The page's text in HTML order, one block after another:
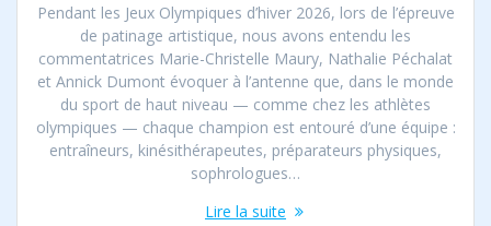
Pendant les Jeux Olympiques d’hiver 2026, lors de l’épreuve
de patinage artistique, nous avons entendu les
commentatrices Marie-Christelle Maury, Nathalie Péchalat
et Annick Dumont évoquer à l’antenne que, dans le monde
du sport de haut niveau — comme chez les athlètes
olympiques — chaque champion est entouré d’une équipe :
entraîneurs, kinésithérapeutes, préparateurs physiques,
sophrologues…
Lire la suite